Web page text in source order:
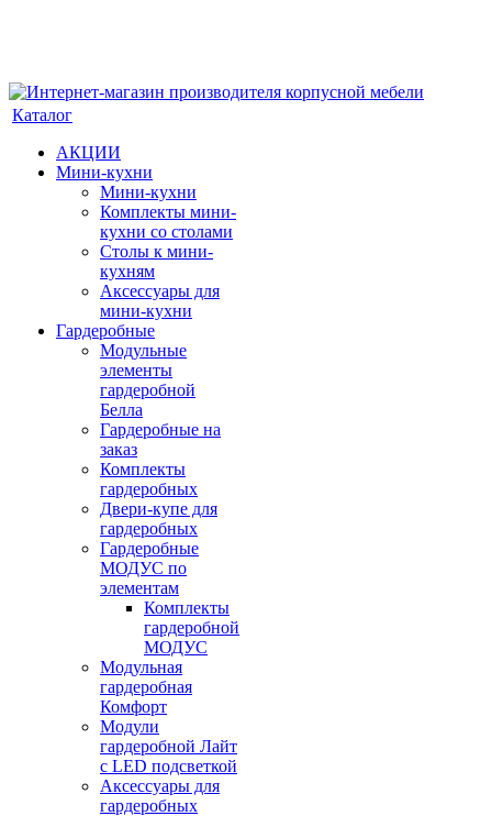
Каталог
АКЦИИ
Мини-кухни
Мини-кухни
Комплекты мини-
кухни со столами
Столы к мини-
кухням
Аксессуары для
мини-кухни
Гардеробные
Модульные
элементы
гардеробной
Белла
Гардеробные на
заказ
Комплекты
гардеробных
Двери-купе для
гардеробных
Гардеробные
МОДУС по
элементам
Комплекты
гардеробной
МОДУС
Модульная
гардеробная
Комфорт
Модули
гардеробной Лайт
с LED подсветкой
Аксессуары для
гардеробных